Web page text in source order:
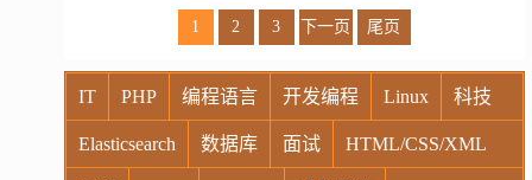
1 2 3 下一页 尾页
IT PHP 编程语言 开发编程 Linux 科技
Elasticsearch 数据库 面试 HTML/CSS/XML